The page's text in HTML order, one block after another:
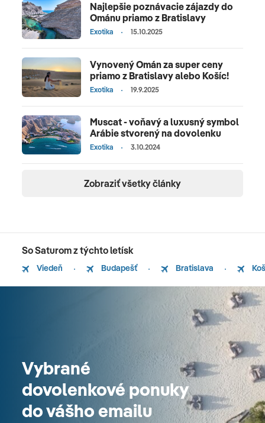
Najlepšie poznávacie zájazdy do
Ománu priamo z Bratislavy
Exotika 15.10.2025
Vynovený Omán za super ceny
priamo z Bratislavy alebo Košíc!
Exotika 19.9.2025
Muscat - voňavý a luxusný symbol
Arábie stvorený na dovolenku
Exotika 3.10.2024
Zobraziť všetky články
So Saturom z týchto letísk
Viedeň Budapešť Bratislava
Vybrané
dovolenkové ponuky
do vášho emailu